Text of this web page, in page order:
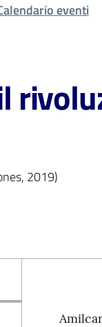
eventi
2019)